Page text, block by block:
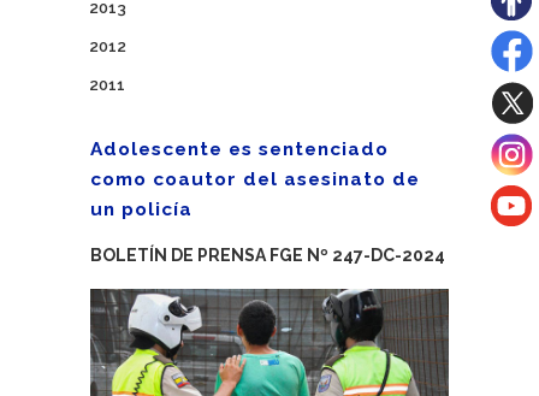
2013
2012
2011
Adolescente es sentenciado
como coautor del asesinato de
un policía
BOLETÍN DE PRENSA FGE Nº 247-DC-2024